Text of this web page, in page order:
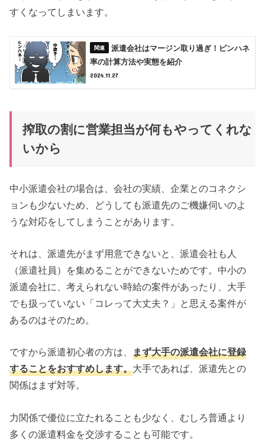
すくなってしまいます。
派遣会社はマージン取り過ぎ！ピンハネ
率の計算方法や実態を紹介
2024.11.27
搾取の割に営業担当が何もやってくれな
いから
中小派遣会社の場合は、会社の実績、企業とのコネクシ
ョンも少ないため、どうしても派遣先のご機嫌伺いのよ
うな対応をしてしまうことがあります。
それは、派遣先がまず用意できないと、派遣会社も人
（派遣社員）を集めることができないためです。中小の
派遣会社に、考えられない時給の案件があったり、大手
でも扱っていない「コレって大丈夫？」と思える案件が
あるのはそのため。
ですから派遣初心者の方は、まず大手の派遣会社に登録
することをおすすめします。大手であれば、派遣先との
関係はまず対等。
力関係で優位に立たれることも少なく、むしろ普通より
多くの派遣料金を交渉することも可能です。